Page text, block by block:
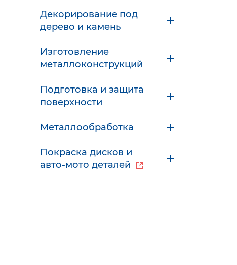
Декорирование под
дерево и камень
Изготовление
металлоконструкций
Подготовка и защита
поверхности
Металлообработка
Покраска дисков и
авто-мото деталей